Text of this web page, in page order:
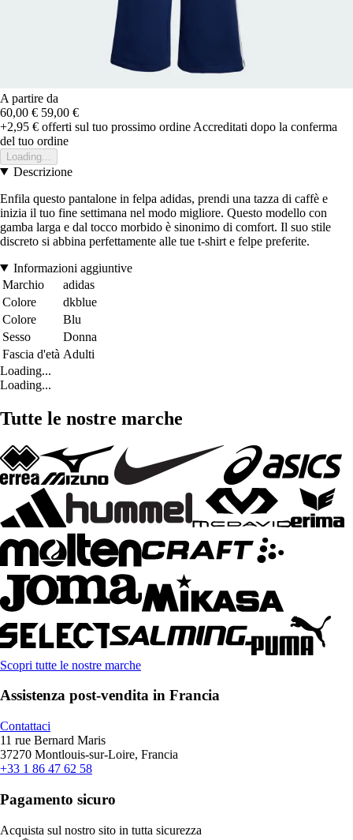
A partire da
60,00 € 59,00 €
+2,95 € offerti sul tuo prossimo ordine Accreditati dopo la conferma
del tuo ordine
Loading...
Descrizione
Enfila questo pantalone in felpa adidas, prendi una tazza di caffè e
inizia il tuo fine settimana nel modo migliore. Questo modello con
gamba larga e dal tocco morbido è sinonimo di comfort. Il suo stile
discreto si abbina perfettamente alle tue t-shirt e felpe preferite.
Informazioni aggiuntive
Marchio
adidas
Colore
dkblue
Colore
Blu
Sesso
Donna
Fascia d'età Adulti
Loading...
Loading...
Tutte le nostre marche
Scopri tutte le nostre marche
Assistenza post-vendita in Francia
Contattaci
11 rue Bernard Maris
37270 Montlouis-sur-Loire, Francia
+33 1 86 47 62 58
Pagamento sicuro
Acquista sul nostro sito in tutta sicurezza